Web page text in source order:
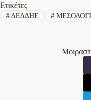
Ετικέτες
#ΔΕΔΔΗΕ #